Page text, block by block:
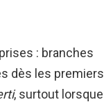
: branches
dès les premiers
, surtout lorsque